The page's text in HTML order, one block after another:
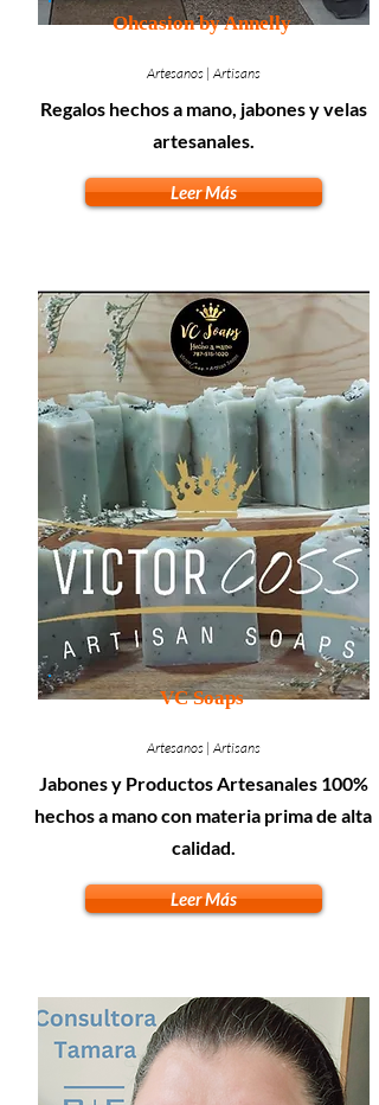
Ohcasion by Annelly
Artesanos | Artisans
Regalos hechos a mano, jabones y velas
artesanales.
Leer Más
VC Soaps
Artesanos | Artisans
Jabones y Productos Artesanales 100%
hechos a mano con materia prima de alta
calidad.
Leer Más